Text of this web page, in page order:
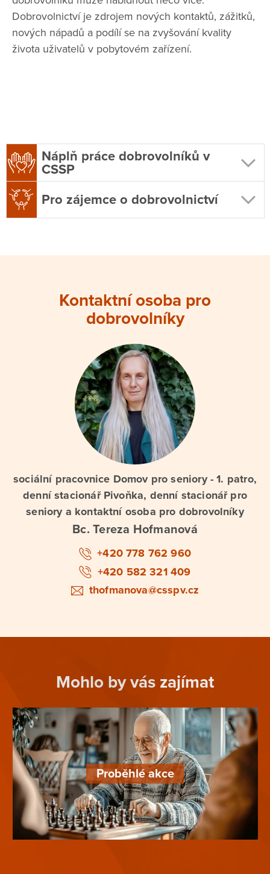
Dobrovolnictví je zdrojem nových kontaktů, zážitků,
nových nápadů a podílí se na zvyšování kvality
života uživatelů v pobytovém zařízení.
Náplň práce dobrovolníků v
CSSP
Pro zájemce o dobrovolnictví
Kontaktní osoba pro
dobrovolníky
sociální pracovnice Domov pro seniory - 1. patro,
denní stacionář Pivoňka, denní stacionář pro
seniory a kontaktní osoba pro dobrovolníky
Bc. Tereza Hofmanová
+420 778 762 960
+420 582 321 409
thofmanova@csspv.cz
Mohlo by vás zajímat
Proběhlé akce